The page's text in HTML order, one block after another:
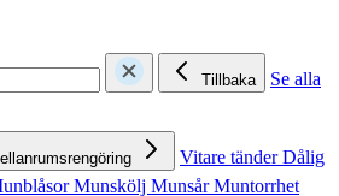
Tillbaka
Se alla
Vitare tänderDålig
Munskölj MunsårMuntorrhet